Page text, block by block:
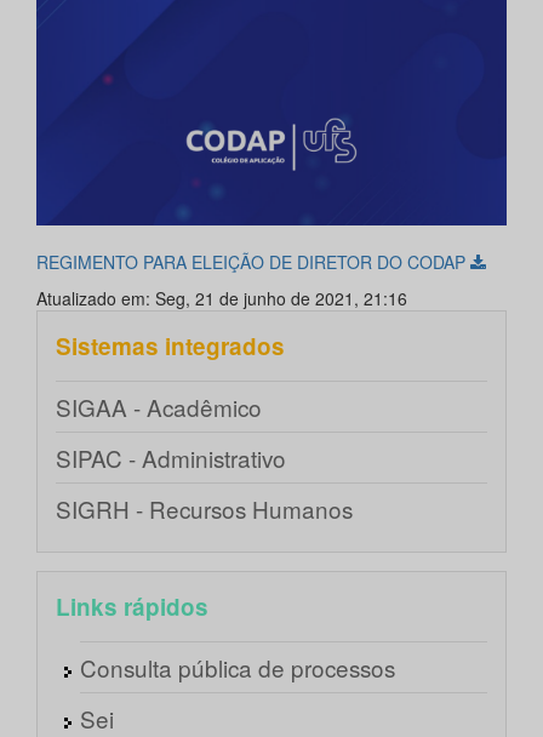
REGIMENTO PARA ELEIÇÃO DE DIRETOR DO CODAP
Atualizado em: Seg, 21 de junho de 2021, 21:16
Sistemas integrados
SIGAA - Acadêmico
SIPAC - Administrativo
SIGRH - Recursos Humanos
Links rápidos
Consulta pública de processos
Sei